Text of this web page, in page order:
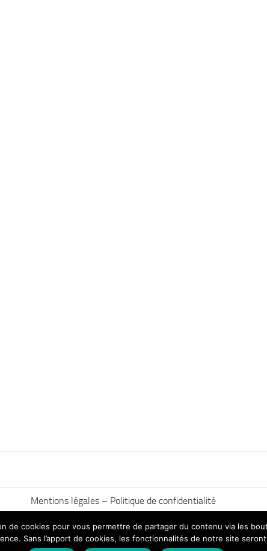
Mentions légales – Politique de confidentialité
de cookies pour vous permettre de partager du contenu via les
Sans l’apport de cookies, les fonctionnalités de notre site